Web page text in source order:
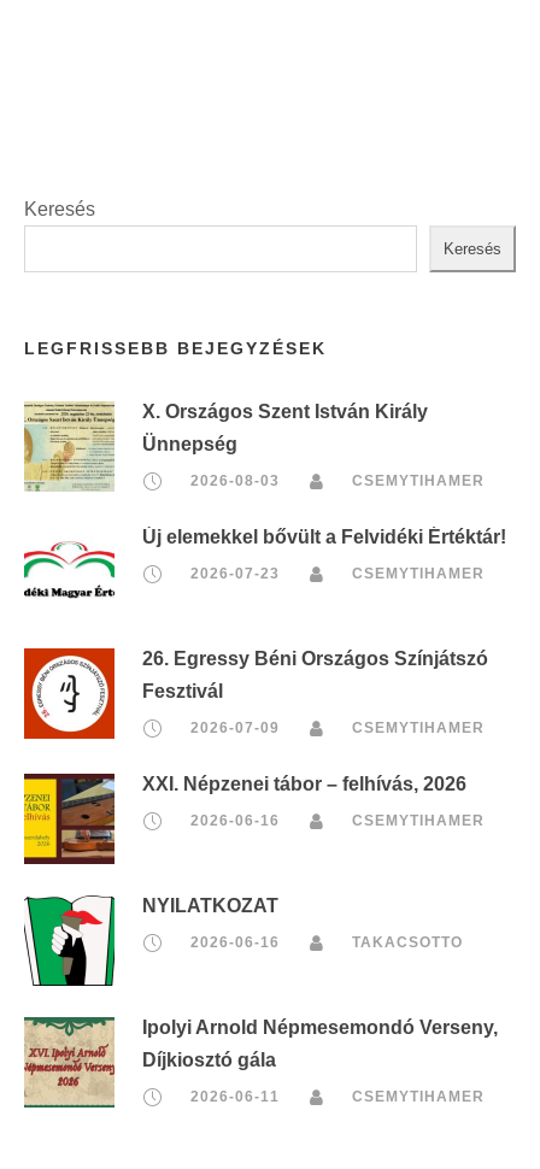
Keresés
Keresés
LEGFRISSEBB BEJEGYZÉSEK
X. Országos Szent István Király
Ünnepség
2026-08-03 CSEMYTIHAMER
Új elemekkel bővült a Felvidéki Értéktár!
2026-07-23 CSEMYTIHAMER
26. Egressy Béni Országos Színjátszó
Fesztivál
2026-07-09 CSEMYTIHAMER
XXI. Népzenei tábor – felhívás, 2026
2026-06-16 CSEMYTIHAMER
NYILATKOZAT
2026-06-16 TAKACSOTTO
Ipolyi Arnold Népmesemondó Verseny,
Díjkiosztó gála
2026-06-11 CSEMYTIHAMER